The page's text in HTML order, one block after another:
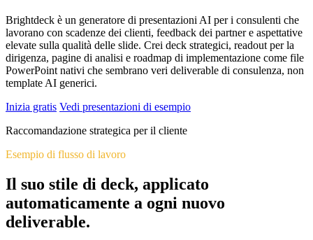
Brightdeck è un generatore di presentazioni AI per i consulenti che
lavorano con scadenze dei clienti, feedback dei partner e aspettative
elevate sulla qualità delle slide. Crei deck strategici, readout per la
dirigenza, pagine di analisi e roadmap di implementazione come file
PowerPoint nativi che sembrano veri deliverable di consulenza, non
template AI generici.
Inizia gratis Vedi presentazioni di esempio
Raccomandazione strategica per il cliente
Esempio di flusso di lavoro
Il suo stile di deck, applicato
automaticamente a ogni nuovo
deliverable.